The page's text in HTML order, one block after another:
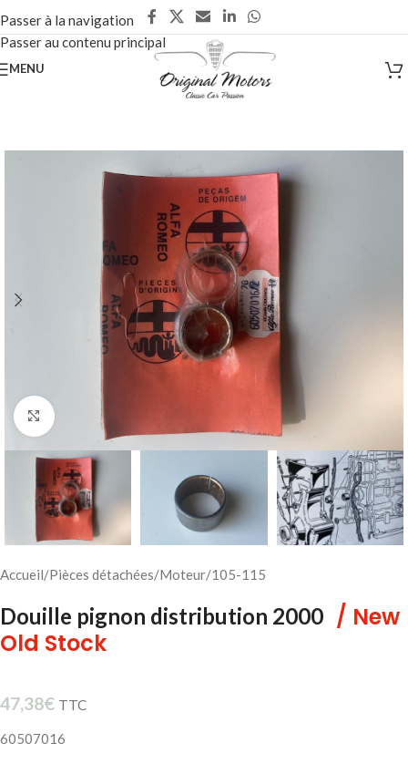
Passer à la navigation
Passer au contenu principal
MENU
Cliquez pour agrandir
Accueil/Pièces détachées/Moteur/105-115
Douille pignon distribution 2000 / New
Old Stock
47,38€ TTC
60507016